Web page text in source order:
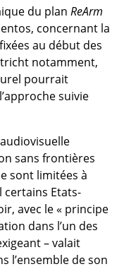
du plan ReArm
concernant la
au début des
notamment,
pourrait
suivie
sans frontières
sont limitées à
certains Etats-
avec le « principe
dans l’un des
– valait
l’ensemble de son